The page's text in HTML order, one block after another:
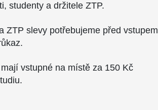
studenty a držitele ZTP.
ZTP slevy potřebujeme před vstupem
vstupné na místě za 150 Kč